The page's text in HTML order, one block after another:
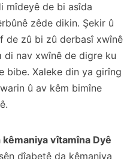
mîdeyê de bi asîda
zêde dikin. Şekir û
de zû bi zû derbasî xwînê
di nav xwînê de digre ku
bibe. Xaleke din ya girîng
û av kêm bimîne
vîtamîna Dyê
dîabetê da kêmaniya